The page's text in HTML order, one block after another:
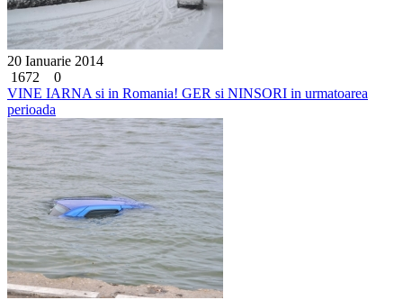
20 Ianuarie 2014
1672
0
VINE IARNA si in Romania! GER si NINSORI in urmatoarea
perioada